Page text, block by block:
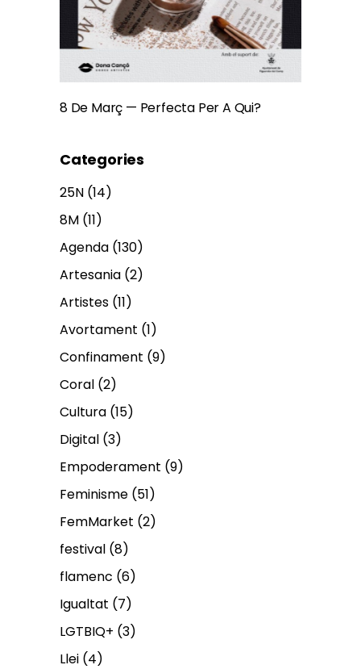
8 De Març — Perfecta Per A Qui?
Categories
25N (14)
8M (11)
Agenda (130)
Artesania (2)
Artistes (11)
Avortament (1)
Confinament (9)
Coral (2)
Cultura (15)
Digital (3)
Empoderament (9)
Feminisme (51)
FemMarket (2)
festival (8)
flamenc (6)
Igualtat (7)
LGTBIQ+ (3)
Llei (4)